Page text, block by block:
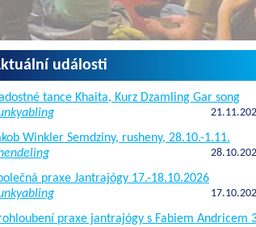
události
tance Khaita, Kurz Dzamling Gar song
Winkler Semdziny, rusheny, 28.10.-1.11.
praxe Jantrajógy 17.-18.10.2026
praxe jantrajógy s Fabiem Andricem